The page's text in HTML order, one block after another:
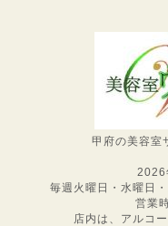
甲府の美容室
2026
毎週火曜日・水曜日
営業
店内は、アルコ